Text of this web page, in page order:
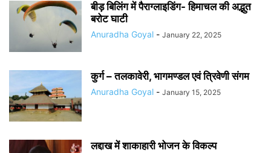
बीड़ बिलिंग में पैराग्लाइडिंग- हिमाचल की अद्भुत
बरोट घाटी
Anuradha Goyal - January 22, 2025
कुर्ग – तलकावेरी, भागमण्डल एवं त्रिवेणी संगम
Anuradha Goyal - January 15, 2025
लद्दाख में शाकाहारी भोजन के विकल्प